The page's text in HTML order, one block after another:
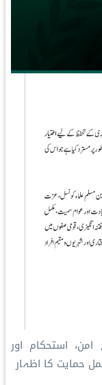
استحکام اور
حمایت کا اظہار